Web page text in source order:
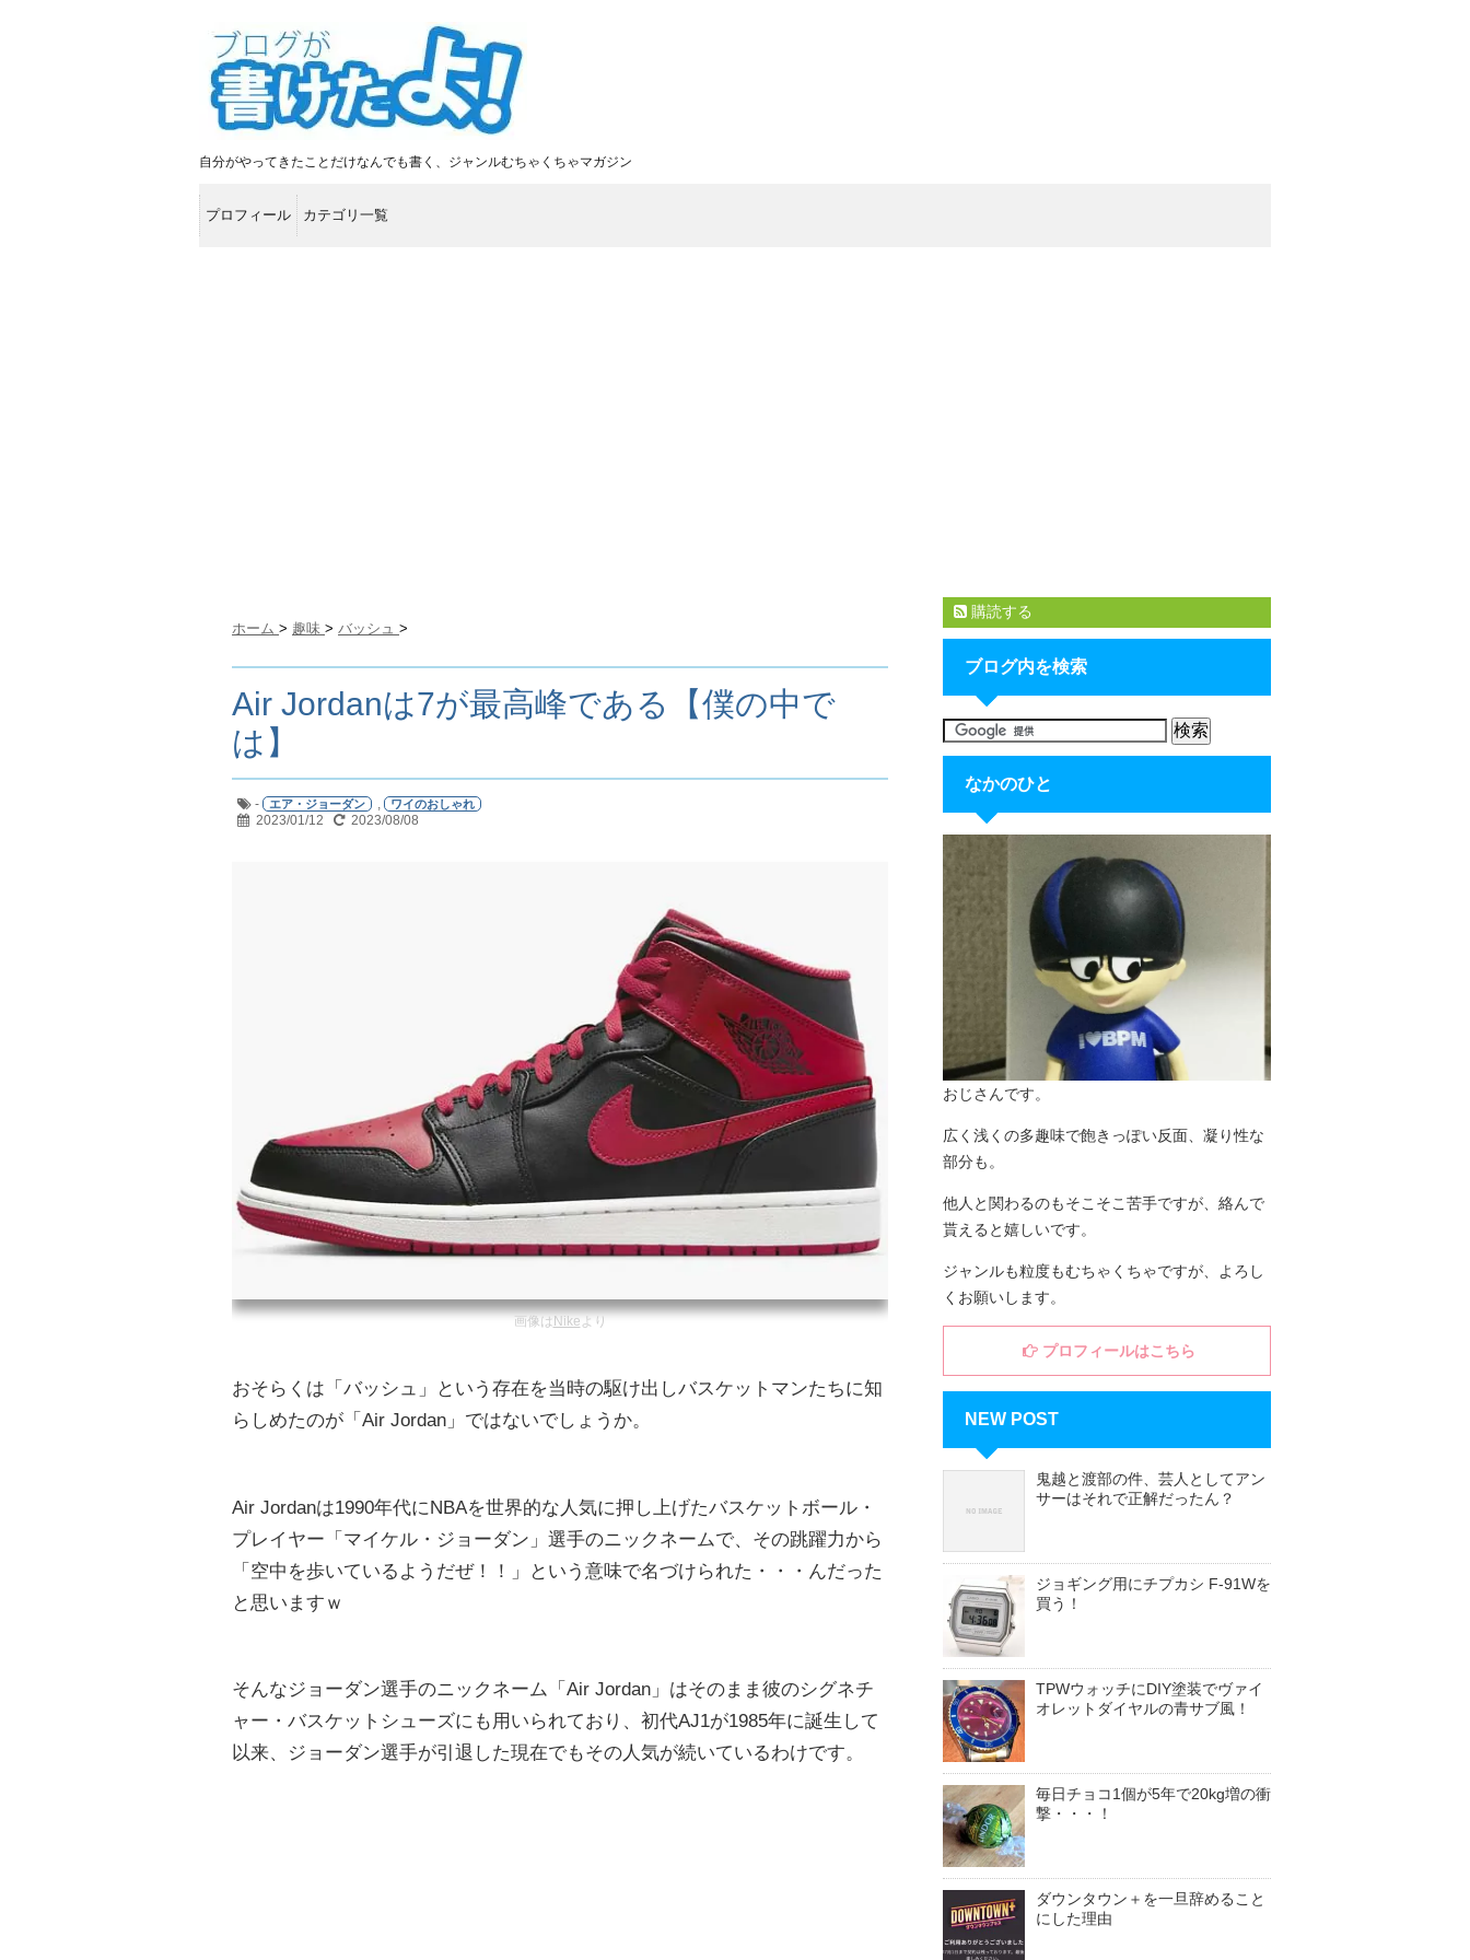
自分がやってきたことだけなんでも書く、ジャンルむちゃくちゃマガジン
プロフィール カテゴリ一覧
ホーム > 趣味 > バッシュ >
Air Jordanは7が最高峰である【僕の中で
は】
- エア・ジョーダン , ワイのおしゃれ
2023/01/12 2023/08/08
画像は Nike より
おそらくは「バッシュ」という存在を当時の駆け出しバスケットマンたちに知
らしめたのが「Air Jordan」ではないでしょうか。
Air Jordanは1990年代にNBAを世界的な人気に押し上げたバスケットボール・
プレイヤー「マイケル・ジョーダン」選手のニックネームで、その跳躍力から
「空中を歩いているようだぜ！！」という意味で名づけられた・・・んだった
と思いますｗ
そんなジョーダン選手のニックネーム「Air Jordan」はそのまま彼のシグネチ
ャー・バスケットシューズにも用いられており、初代AJ1が1985年に誕生して
以来、ジョーダン選手が引退した現在でもその人気が続いているわけです。
購読する
ブログ内を検索
なかのひと
おじさんです。
広く浅くの多趣味で飽きっぽい反面、凝り性な
部分も。
他人と関わるのもそこそこ苦手ですが、絡んで
貰えると嬉しいです。
ジャンルも粒度もむちゃくちゃですが、よろし
くお願いします。
プロフィールはこちら
NEW POST
鬼越と渡部の件、芸人としてアン
サーはそれで正解だったん？
ジョギング用にチプカシ F-91Wを
買う！
TPWウォッチにDIY塗装でヴァイ
オレットダイヤルの青サブ風！
毎日チョコ1個が5年で20kg増の衝
撃・・・！
ダウンタウン＋を一旦辞めること
にした理由